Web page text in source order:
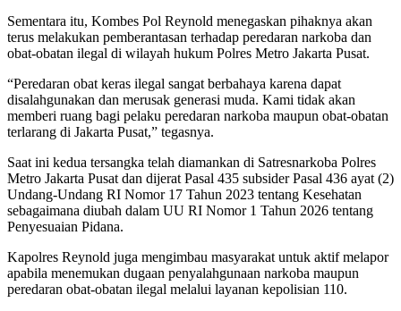
Sementara itu, Kombes Pol Reynold menegaskan pihaknya akan
terus melakukan pemberantasan terhadap peredaran narkoba dan
obat-obatan ilegal di wilayah hukum Polres Metro Jakarta Pusat.
“Peredaran obat keras ilegal sangat berbahaya karena dapat
disalahgunakan dan merusak generasi muda. Kami tidak akan
memberi ruang bagi pelaku peredaran narkoba maupun obat-obatan
terlarang di Jakarta Pusat,” tegasnya.
Saat ini kedua tersangka telah diamankan di Satresnarkoba Polres
Metro Jakarta Pusat dan dijerat Pasal 435 subsider Pasal 436 ayat (2)
Undang-Undang RI Nomor 17 Tahun 2023 tentang Kesehatan
sebagaimana diubah dalam UU RI Nomor 1 Tahun 2026 tentang
Penyesuaian Pidana.
Kapolres Reynold juga mengimbau masyarakat untuk aktif melapor
apabila menemukan dugaan penyalahgunaan narkoba maupun
peredaran obat-obatan ilegal melalui layanan kepolisian 110.